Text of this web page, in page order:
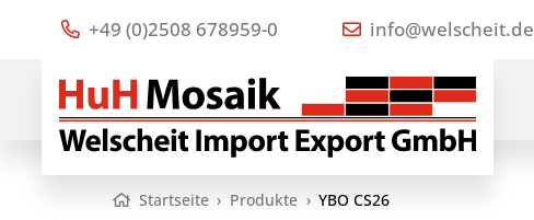
+49 (0)2508 678959-0 info@welscheit.de
Startseite › Produkte › YBO CS26